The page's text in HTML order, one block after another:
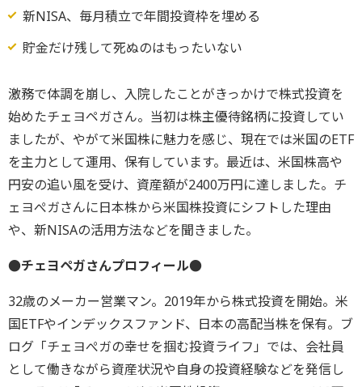
新NISA、毎月積立で年間投資枠を埋める
貯金だけ残して死ぬのはもったいない
激務で体調を崩し、入院したことがきっかけで株式投資を
始めたチェヨペガさん。当初は株主優待銘柄に投資してい
ましたが、やがて米国株に魅力を感じ、現在では米国のETF
を主力として運用、保有しています。最近は、米国株高や
円安の追い風を受け、資産額が2400万円に達しました。チ
ェヨぺガさんに日本株から米国株投資にシフトした理由
や、新NISAの活用方法などを聞きました。
●チェヨペガさんプロフィール●
32歳のメーカー営業マン。2019年から株式投資を開始。米
国ETFやインデックスファンド、日本の高配当株を保有。ブ
ログ「チェヨぺガの幸せを掴む投資ライフ」では、会社員
として働きながら資産状況や自身の投資経験などを発信し